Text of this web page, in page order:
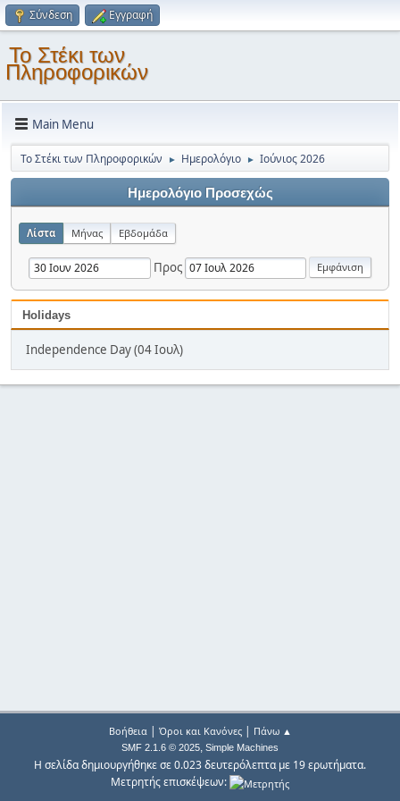
Σύνδεση Εγγραφή
Το Στέκι των
Πληροφορικών
Main Menu
Το Στέκι των Πληροφορικών ► Ημερολόγιο ► Ιούνιος 2026
Ημερολόγιο Προσεχώς
Λίστα Μήνας Εβδομάδα
Προς
Holidays
Independence Day (04 Ιουλ)
Βοήθεια| Όροι και Κανόνες| Πάνω ▲
SMF 2.1.6 © 2025, Simple Machines
Η σελίδα δημιουργήθηκε σε 0.023 δευτερόλεπτα με 19 ερωτήματα.
Μετρητής επισκέψεων: